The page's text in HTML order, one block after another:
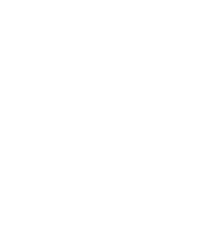
バダイビングスクール。
スの初心者ダイビングライ
～～～～～～～～～～～
ューから「動画資料」を
.
＿＿＿＿＿＿＿＿＿＿＿